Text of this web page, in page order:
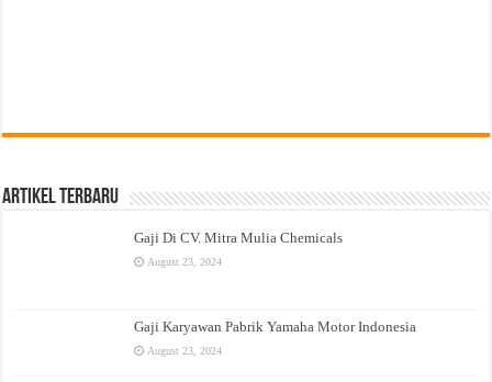
Artikel Terbaru
Gaji Di CV. Mitra Mulia Chemicals
August 23, 2024
Gaji Karyawan Pabrik Yamaha Motor Indonesia
August 23, 2024